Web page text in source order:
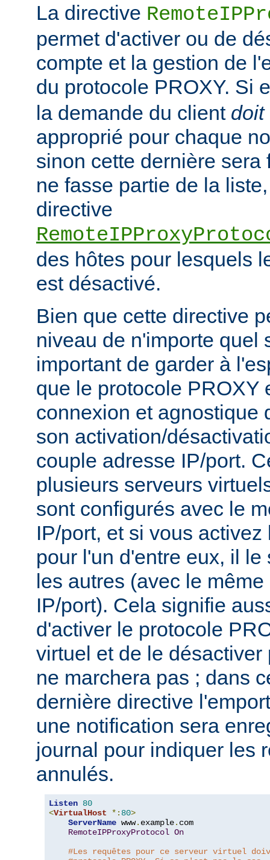
La directive
permet d'activer ou de
compte et la gestion de
du protocole PROXY. Si
la demande du client doit
approprié pour chaque
sinon cette dernière sera
ne fasse partie de la
directive
des hôtes pour lesquels
est désactivé.
Bien que cette directive
niveau de n'importe quel
important de garder à
que le protocole PROXY
connexion et agnostique
son activation/
couple adresse IP/port.
plusieurs serveurs
sont configurés avec le
IP/port, et si vous
pour l'un d'entre eux, il
les autres (avec le
IP/port). Cela signifie
d'activer le protocole
virtuel et de le
ne marchera pas ; dans
dernière directive
une notification sera
journal pour indiquer les
annulés.
Listen 80
<VirtualHost *: 80>
ServerName www. example. com
RemoteIPProxyProtocol On
#Les requêtes pour ce serveur virtuel